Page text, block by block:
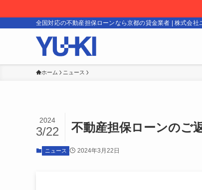
全国対応の不動産担保ローンなら京都の貸金業者 | 株式会社
ホーム ニュース
不動産担保ローンのご
2024
3/22
ニュース 2024年3月22日